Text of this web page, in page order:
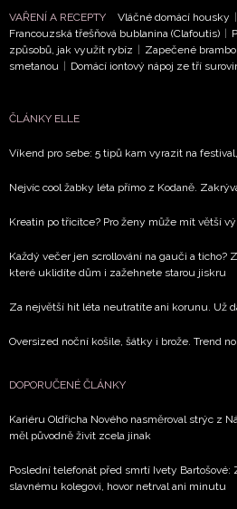
NEWSLETTER
Přihlášením k newsletteru
podmínkami společnosti
ochrany soukromí-
vyhodnocení akce a zasílání
Chcete navíc dostávat i další
zpracováním údajů k tomuto
VAŘENÍ A RECEPTY Vláčné domácí housky |
Francouzská třešňová bublanina (Clafoutis) |
způsobů, jak využít rybíz | Zapečené
smetanou | Domácí iontový nápoj ze tří
ČLÁNKY ELLE
Víkend pro sebe: 5 tipů kam vyrazit na
Nejvíc cool žabky léta přímo z Kodaně.
Kreatin po třicítce? Pro ženy může mít větší
Každý večer jen scrollování na gauči a
které uklidíte dům i zažehnete starou jiskru
Za největší hit léta neutratíte ani korunu. Už
Oversized noční košile, šátky i brože. Trend
DOPORUČENÉ ČLÁNKY
Kariéru Oldřicha Nového nasměroval strýc z
měl původně živit zcela jinak
Poslední telefonát před smrtí Ivety Bartošové:
slavnému kolegovi, hovor netrval ani minutu